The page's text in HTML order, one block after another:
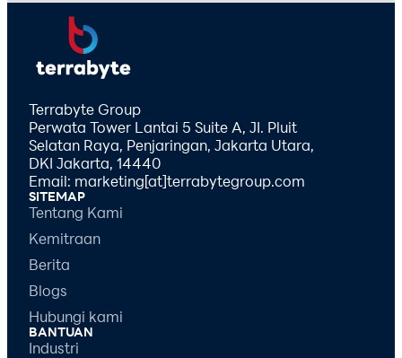
Terrabyte Group
Perwata Tower Lantai 5 Suite A, JI. Pluit
Selatan Raya, Penjaringan, Jakarta Utara,
DKI Jakarta, 14440
Email: marketing[at]terrabytegroup.com
SITEMAP
Tentang Kami
Kemitraan
Berita
Blogs
Hubungi kami
BANTUAN
Industri